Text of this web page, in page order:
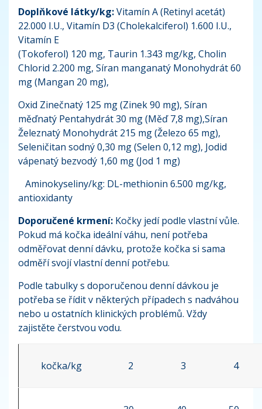
Doplňkové látky/kg:Vitamín A (Retinyl acetát)
22.000 I.U., Vitamín D3 (Cholekalciferol) 1.600 I.U.,
Vitamín E
(Tokoferol) 120 mg, Taurin 1.343 mg/kg, Cholin
Chlorid 2.200 mg, Síran manganatý Monohydrát 60
mg (Mangan 20 mg),
Oxid Zinečnatý 125 mg (Zinek 90 mg), Síran
měďnatý Pentahydrát 30 mg (Měď 7,8 mg),Síran
Železnatý Monohydrát 215 mg (Železo 65 mg),
Seleničitan sodný 0,30 mg (Selen 0,12 mg), Jodid
vápenatý bezvodý 1,60 mg (Jod 1 mg)
Aminokyseliny/kg: DL-methionin 6.500 mg/kg,
antioxidanty
Doporučené krmení: Kočky jedí podle vlastní vůle.
Pokud má kočka ideální váhu, není potřeba
odměřovat denní dávku, protože kočka si sama
odměří svojí vlastní denní potřebu.
Podle tabulky s doporučenou denní dávkou je
potřeba se řídit v některých případech s nadváhou
nebo u ostatních klinických problémů. Vždy
zajistěte čerstvou vodu.
kočka/kg 2 3 4